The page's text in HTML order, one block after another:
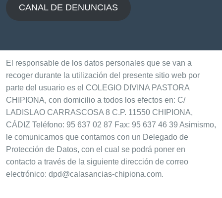
CANAL DE DENUNCIAS
El responsable de los datos personales que se van a
recoger durante la utilización del presente sitio web por
parte del usuario es el COLEGIO DIVINA PASTORA
CHIPIONA, con domicilio a todos los efectos en: C/
LADISLAO CARRASCOSA 8 C.P. 11550 CHIPIONA,
CÁDIZ Teléfono: 95 637 02 87 Fax: 95 637 46 39 Asimismo,
le comunicamos que contamos con un Delegado de
Protección de Datos, con el cual se podrá poner en
contacto a través de la siguiente dirección de correo
electrónico: dpd@calasancias-chipiona.com.